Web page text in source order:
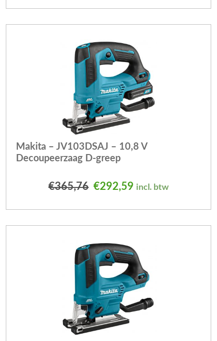
Makita – JV103DSAJ – 10,8 V
Decoupeerzaag D-greep
€365,76 Oorspronkelijke prijs
€292,59 Huidige prijs is:
incl. btw